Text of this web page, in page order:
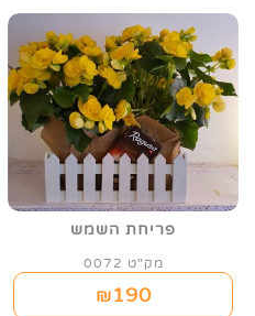
פריחת השמש
מק"ט 0072
₪190